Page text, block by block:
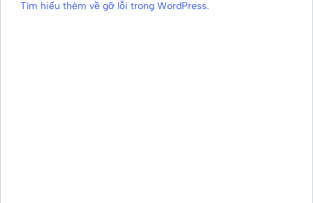
Tìm hiểu thêm về gỡ lỗi trong WordPress.